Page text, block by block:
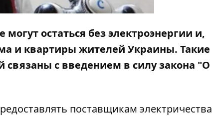
остаться без электроэнергии и,
и квартиры жителей Украины. Такие
с введением в силу закона "О
поставщикам электричества